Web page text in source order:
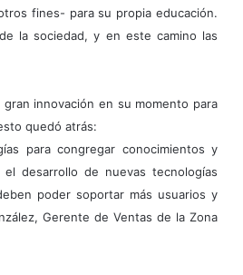
fines- para su propia educación.
la sociedad, y en este camino las
innovación en su momento para
quedó atrás:
para congregar conocimientos y
desarrollo de nuevas tecnologías
poder soportar más usuarios y
Gerente de Ventas de la Zona